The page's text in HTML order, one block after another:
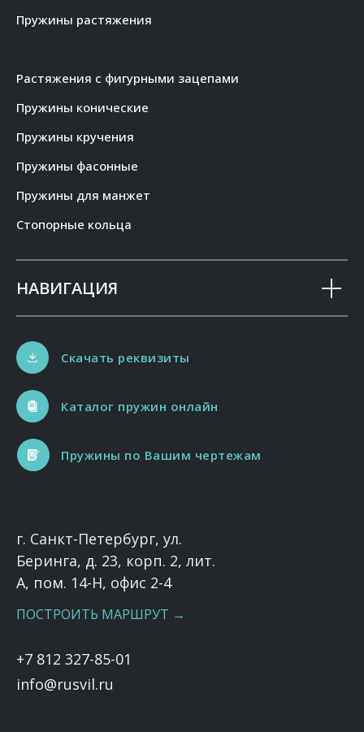
Пружины растяжения
Растяжения с фигурными зацепами
Пружины конические
Пружины кручения
Пружины фасонные
Пружины для манжет
Стопорные кольца
НАВИГАЦИЯ
Каталог пружин онлайн
Пружины по Вашим чертежам
Скачать реквизиты
г. Санкт-Петербург, ул.
Беринга, д. 23, корп. 2, лит.
А, пом. 14-Н, офис 2-4
ПОСТРОИТЬ МАРШРУТ →
+7 812 327-85-01
info@rusvil.ru